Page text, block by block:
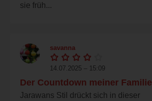
sie früh...
savanna
14.07.2025 – 15:09
Der Countdown meiner Familie
Jarawans Stil drückt sich in dieser